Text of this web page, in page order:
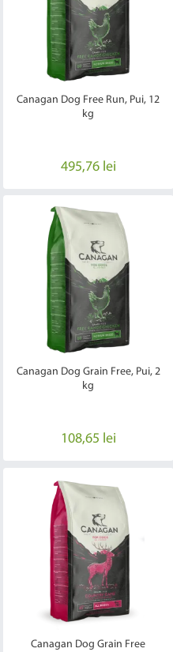
Canagan Dog Free Run, Pui, 12
kg
495,76 lei
Canagan Dog Grain Free, Pui, 2
kg
108,65 lei
Canagan Dog Grain Free